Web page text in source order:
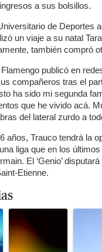
a sus bolsillos.
de Deportes
un viaje a su natal
también compró
publicó en
compañeros tras el
ha sido mi segunda
que he vivido acá.
del lateral zurdo a
años, Trauco tendrá la
liga que en los
El ‘Genio’
Etienne.